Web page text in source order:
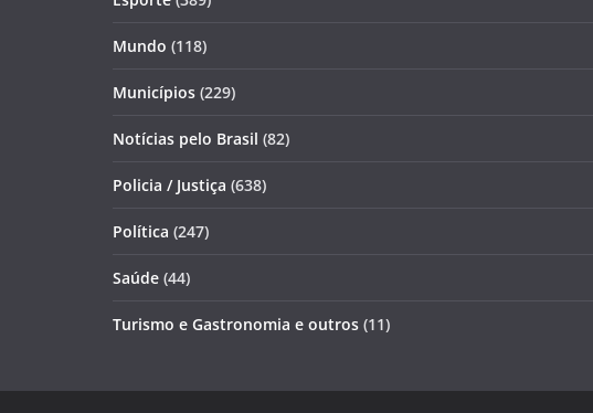
Mundo (118)
Municípios (229)
Notícias pelo Brasil (82)
Policia / Justiça (638)
Política (247)
Saúde (44)
Turismo e Gastronomia e outros (11)